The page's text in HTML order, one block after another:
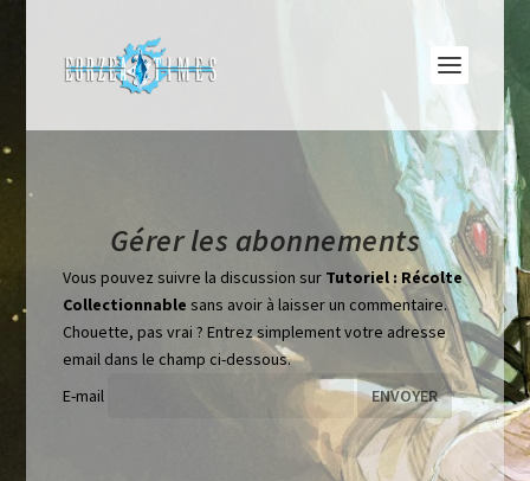
Gérer les abonnements
Vous pouvez suivre la discussion sur Tutoriel : Récolte
Collectionnable sans avoir à laisser un commentaire.
Chouette, pas vrai ? Entrez simplement votre adresse
email dans le champ ci-dessous.
E-mail